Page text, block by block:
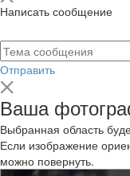
Написать сообщение
Отправить
Ваша
Выбранная область
Если изображение
можно повернуть.